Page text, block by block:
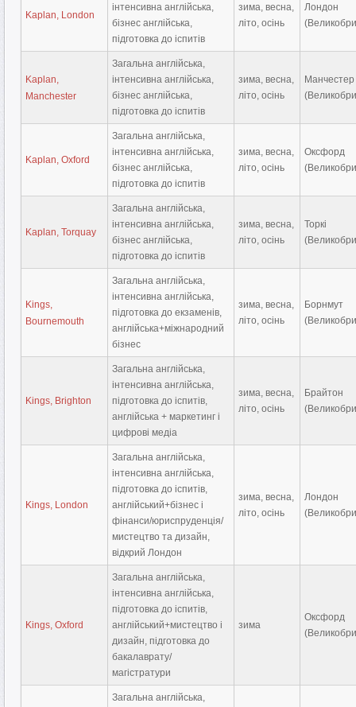
Kaplan, London
інтенсивна англійська,
бізнес англійська,
підготовка до іспитів
зима, весна,
літо, осінь
Лондон
Kaplan,
Manchester
Загальна англійська,
інтенсивна англійська,
бізнес англійська,
підготовка до іспитів
зима, весна,
літо, осінь
Манчестер
Kaplan, Oxford
Загальна англійська,
інтенсивна англійська,
бізнес англійська,
підготовка до іспитів
зима, весна,
літо, осінь
Оксфорд
Kaplan, Torquay
Загальна англійська,
інтенсивна англійська,
бізнес англійська,
підготовка до іспитів
зима, весна,
літо, осінь
Торкі
Kings,
Bournemouth
Загальна англійська,
інтенсивна англійська,
підготовка до екзаменів,
англійська+міжнародний
бізнес
зима, весна,
літо, осінь
Борнмут
Kings, Brighton
Загальна англійська,
інтенсивна англійська,
підготовка до іспитів,
англійська + маркетинг і
цифрові медіа
зима, весна,
літо, осінь
Брайтон
Kings, London
Загальна англійська,
інтенсивна англійська,
підготовка до іспитів,
англійський+бізнес і
фінанси/юриспруденція/
мистецтво та дизайн,
відкрий Лондон
зима, весна,
літо, осінь
Лондон
Kings, Oxford
Загальна англійська,
інтенсивна англійська,
підготовка до іспитів,
англійський+мистецтво і
дизайн, підготовка до
бакалаврату/
магістратури
зима
Оксфорд
Загальна англійська,